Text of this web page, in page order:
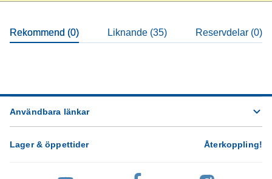
Rekommend (0) Liknande (35) Reservdelar (0)
Användbara länkar
Lager & öppettider Återkoppling!